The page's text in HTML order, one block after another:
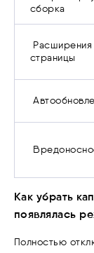
сборка
страницы
Как убрать
появлялась
Полностью